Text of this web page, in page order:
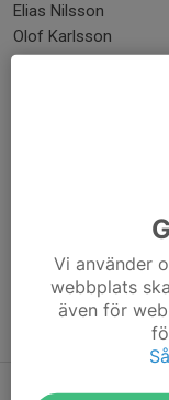
Elias Nilsson
Olof Karlsson
Esmir Kujundzic
Tidigare
Vi använder
webbplats
även för